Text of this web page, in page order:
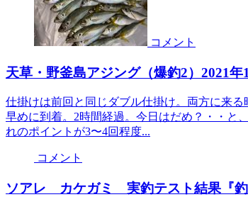
コメント
天草・野釜島アジング（爆釣2）2021年
仕掛けは前回と同じダブル仕掛け。両方に来
早めに到着。2時間経過。今日はだめ？・・と
れのポイントが3〜4回程度...
コメント
ソアレ カケガミ 実釣テスト結果『釣